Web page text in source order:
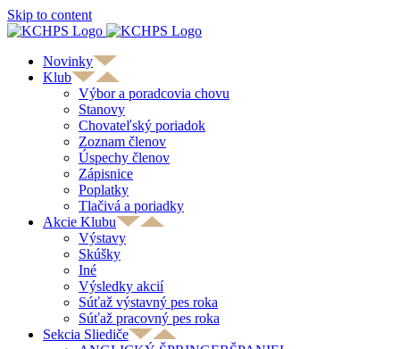
Skip to content
Novinky
Klub
Výbor a poradcovia chovu
Stanovy
Chovateľský poriadok
Zoznam členov
Úspechy členov
Zápisnice
Poplatky
Tlačivá a poriadky
Akcie Klubu
Výstavy
Skúšky
Iné
Výsledky akcií
Súťaž výstavný pes roka
Súťaž pracovný pes roka
Sekcia Sliediče